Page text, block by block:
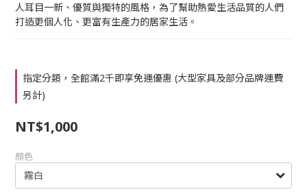
人耳目一新、優質與獨特的風格，為了幫助熱愛生活品質的人們
打造更個人化、更富有生產力的居家生活。
指定分類，全館滿2千即享免運優惠 (大型家具及部分品牌運費
另計)
NT$1,000
顏色